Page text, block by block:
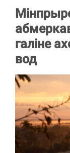
галіне
вод